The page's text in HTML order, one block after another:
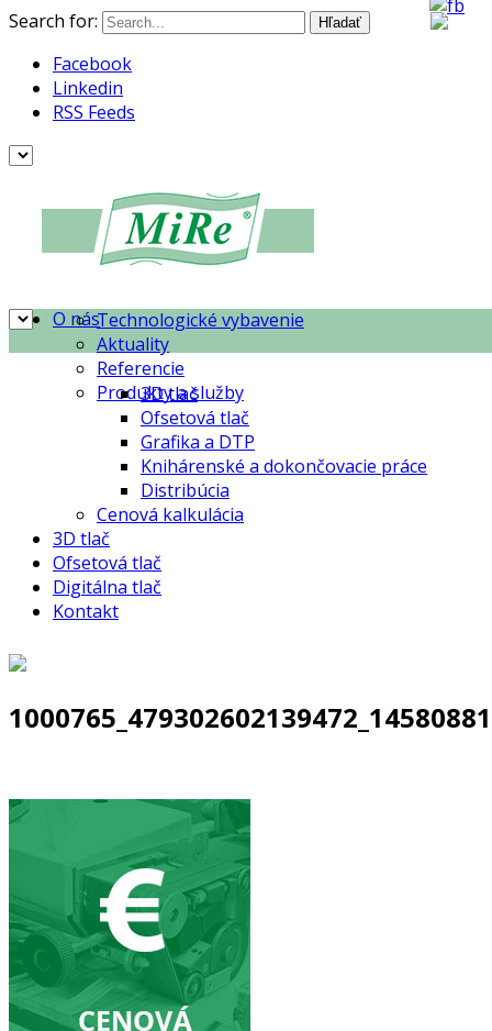
Search for:
Facebook
Linkedin
RSS Feeds
O násTechnologické vybavenie
Aktuality
Referencie
Produkty a služby
3D tlač
Ofsetová tlač
Grafika a DTP
Knihárenské a dokončovacie práce
Distribúcia
Cenová kalkulácia
3D tlač
Ofsetová tlač
Digitálna tlač
Kontakt